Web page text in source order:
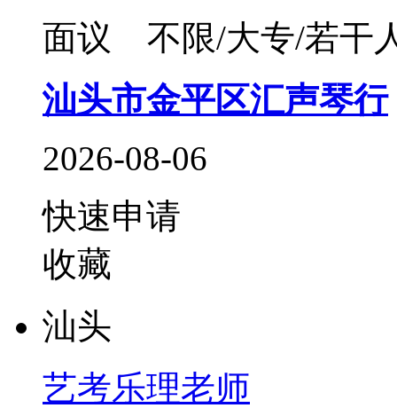
面议 不限/大专/若干
汕头市金平区汇声琴行
2026-08-06
快速申请
收藏
汕头
艺考乐理老师